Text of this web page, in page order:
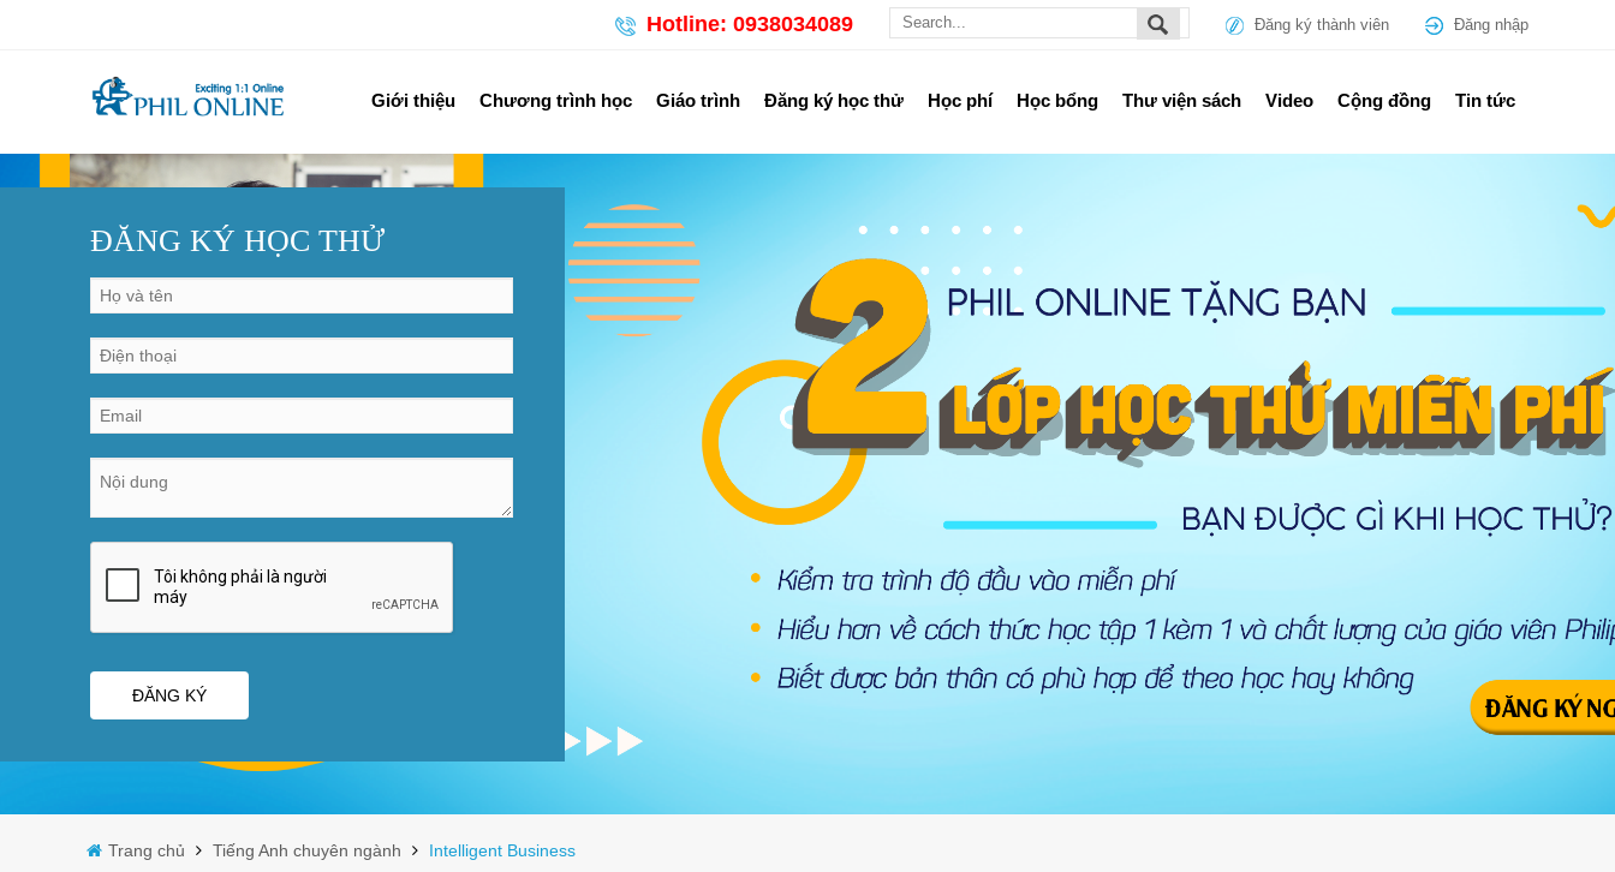
Đăng nhập
Đăng ký thành viên
Hotline: 0938034089
Giới thiệu Chương trình học Giáo trình Đăng ký học thử Học phí Học bổng Thư viện sách Video Cộng đồng Tin tức
ĐĂNG KÝ HỌC THỬ
ĐĂNG KÝ
Trang chủ Tiếng Anh chuyên ngành Intelligent Business